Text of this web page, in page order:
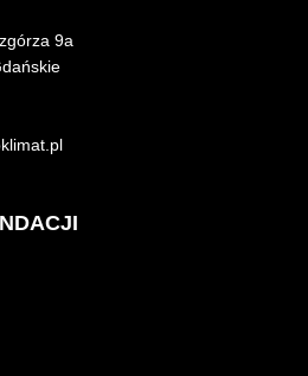
9a